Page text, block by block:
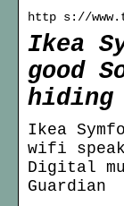
http s://
Ikea
good
hiding
Ikea
wifi
Digital
Guardian